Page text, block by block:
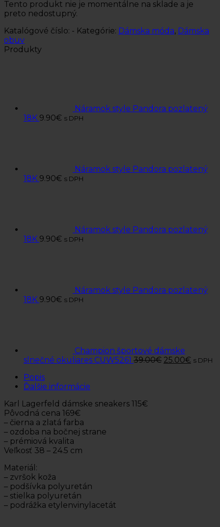
Tento produkt nie je momentálne na sklade a je
preto nedostupný.
Katalógové číslo: - Kategórie: Dámska móda, Dámska
obuv
Produkty
Náramok style Pandora pozlatený
18K 9.90€ s DPH
Náramok style Pandora pozlatený
18K 9.90€ s DPH
Náramok style Pandora pozlatený
18K 9.90€ s DPH
Náramok style Pandora pozlatený
18K 9.90€ s DPH
Champion športové dámske
slnečné okuliares CUW5261 39.00€ 25.00€ s DPH
Popis
Ďalšie informácie
Karl Lagerfeld dámske sneakers 115€
Pôvodná cena 169€
– čierna a zlatá farba
– ozdoba na bočnej strane
– prémiová kvalita
Veľkosť 38 – 24.5 cm
Materiál:
– zvršok koža
– podšívka polyuretán
– stielka polyuretán
– podrážka etylenvinylacetát